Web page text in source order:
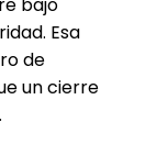
bajo
Esa
de
un cierre